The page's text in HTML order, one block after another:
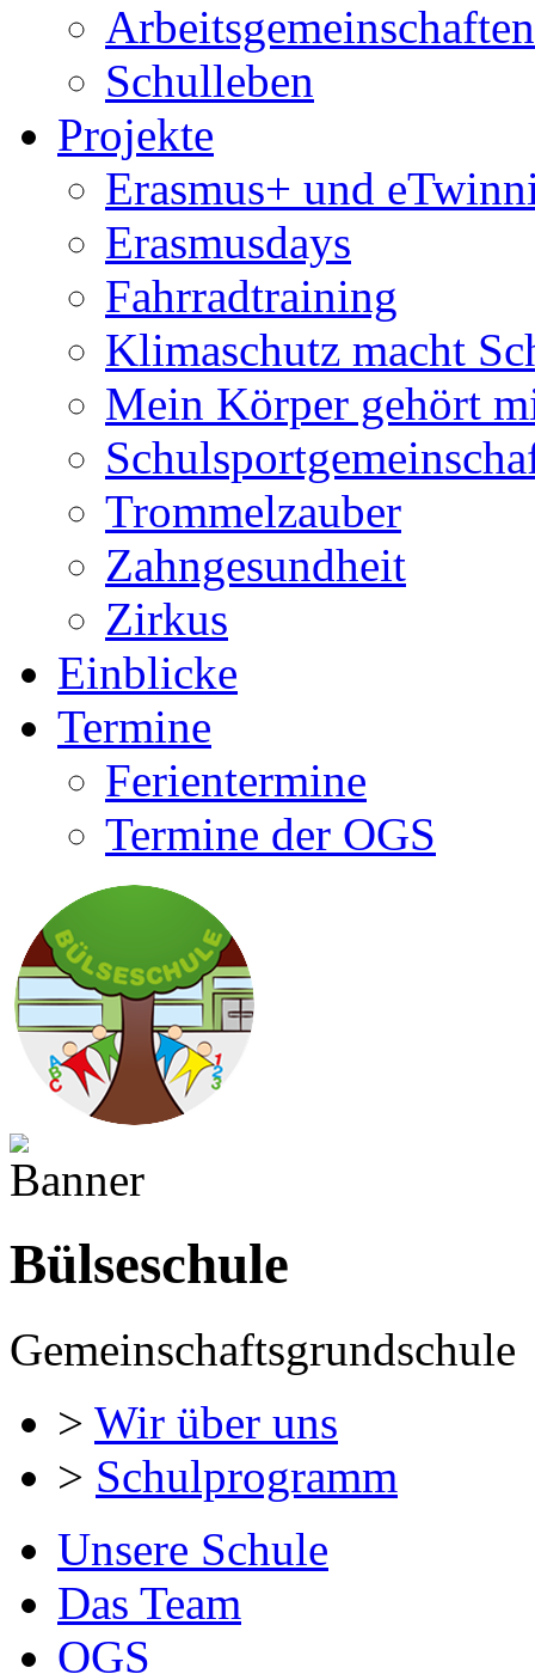
Arbeitsgemeinschaften
Schulleben
Projekte
Erasmus+ und
Erasmusdays
Fahrradtraining
Klimaschutz macht
Mein Körper gehört
Trommelzauber
Zahngesundheit
Zirkus
Einblicke
Termine
Ferientermine
Termine der OGS
Bülseschule
Gemeinschaftsgrundschule
> Wir über uns
> Schulprogramm
Unsere Schule
Das Team
OGS